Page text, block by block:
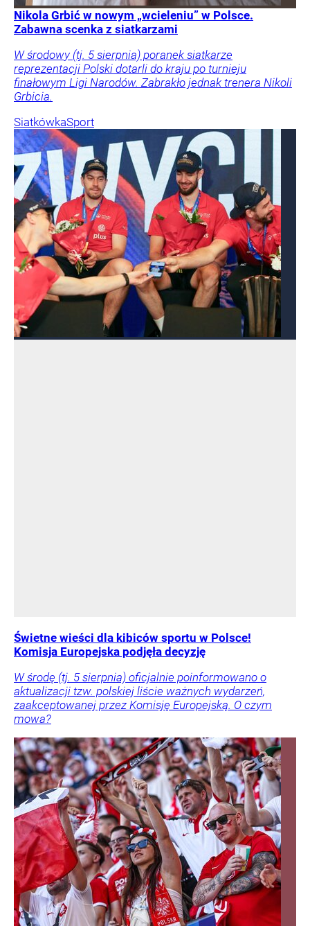
Nikola Grbić w nowym „wcieleniu” w Polsce.
Zabawna scenka z siatkarzami
W środowy (tj. 5 sierpnia) poranek siatkarze
reprezentacji Polski dotarli do kraju po turnieju
finałowym Ligi Narodów. Zabrakło jednak trenera Nikoli
Grbicia.
SiatkówkaSport
Świetne wieści dla kibiców sportu w Polsce!
Komisja Europejska podjęła decyzję
W środę (tj. 5 sierpnia) oficjalnie poinformowano o
aktualizacji tzw. polskiej liście ważnych wydarzeń,
zaakceptowanej przez Komisję Europejską. O czym
mowa?